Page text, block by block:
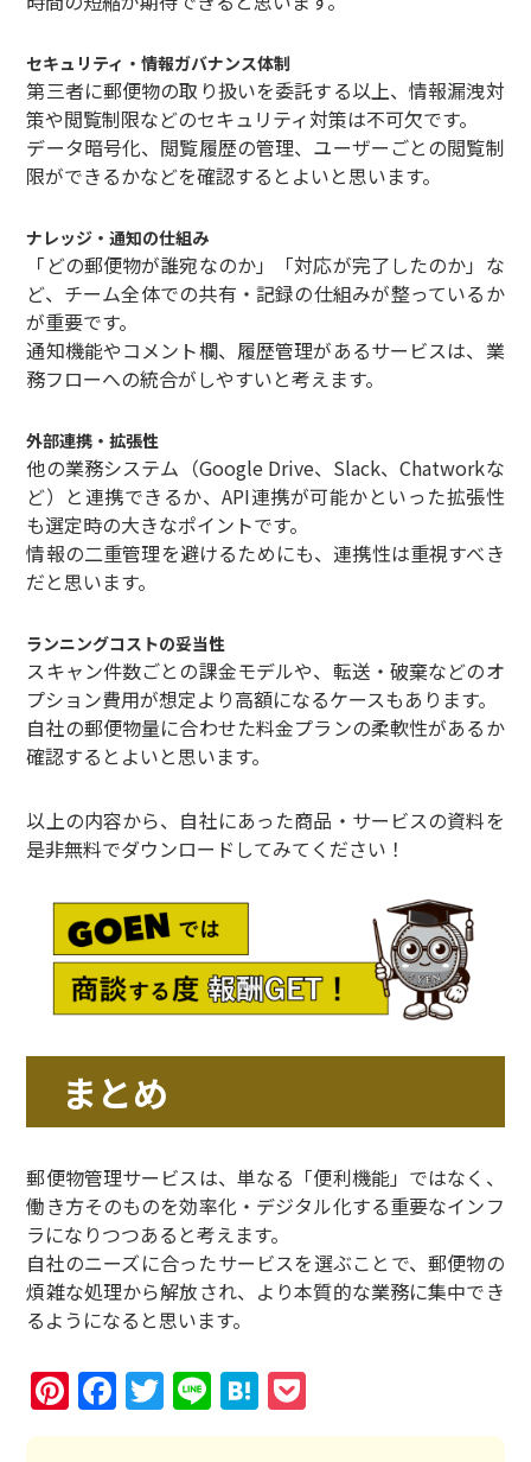
セキュリティ・情報ガバナンス体制
第三者に郵便物の取り扱いを委託する以上、情報漏洩対
策や閲覧制限などのセキュリティ対策は不可欠です。
データ暗号化、閲覧履歴の管理、ユーザーごとの閲覧制
限ができるかなどを確認するとよいと思います。
ナレッジ・通知の仕組み
「どの郵便物が誰宛なのか」「対応が完了したのか」な
ど、チーム全体での共有・記録の仕組みが整っているか
が重要です。
通知機能やコメント欄、履歴管理があるサービスは、業
務フローへの統合がしやすいと考えます。
外部連携・拡張性
他の業務システム（Google Drive、Slack、Chatworkな
ど）と連携できるか、API連携が可能かといった拡張性
も選定時の大きなポイントです。
情報の二重管理を避けるためにも、連携性は重視すべき
だと思います。
ランニングコストの妥当性
スキャン件数ごとの課金モデルや、転送・破棄などのオ
プション費用が想定より高額になるケースもあります。
自社の郵便物量に合わせた料金プランの柔軟性があるか
確認するとよいと思います。
以上の内容から、自社にあった商品・サービスの資料を
是非無料でダウンロードしてみてください！
まとめ
郵便物管理サービスは、単なる「便利機能」ではなく、
働き方そのものを効率化・デジタル化する重要なインフ
ラになりつつあると考えます。
自社のニーズに合ったサービスを選ぶことで、郵便物の
煩雑な処理から解放され、より本質的な業務に集中でき
るようになると思います。
Pinterest
Facebook
Twitter
LineHatena